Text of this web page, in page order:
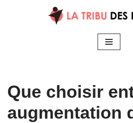
Que choisir
augmentation